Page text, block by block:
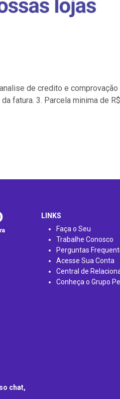
de credito e
fatura. 3. Parcela minima de
chat,
LINKS
Faça o Seu
Trabalhe Conosco
Perguntas
Acesse Sua Conta
Central de
Conheça o Grupo